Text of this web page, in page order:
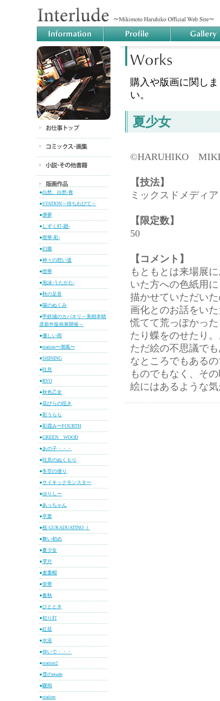
●白愁、白愁-青
●STATION～待ちわびて～
●儚夢
● しずく灯-廻-
●燈華-彩-
●幻朧
●神々の想い道
●燈華
●泡沫-うたかた-
●秋の足音
●陽のぬくみ
●甲鉄城のカバネリ～美樹本晴
彦新作版画展開催～
●優しい雨
●station〜潮風〜
●SHINING
●吐息
●RYO
●秋色乙女
●花びらの呟き
●彩うらら
●彩霞み〜FOURTH
●GREEN WOOD
●あの子・・・
●吐息のぬくもり
●冬空の便り
●サイキックモンスター
●ゆりしー
●あっちゃん
●卒業
●桜 GURADUATINO Ⅰ
●舞い初め
●夏少女
●雫片
●麦藁帽
●蛍華
●奏秋
●ひととき
●祀り灯
●紅栞
●水浴
●仰いで・・・
●station2
●雪のetude
●驟雨
●station
購入や版画に関し
い。
夏少女
©HARUHIKO
【技法】
ミックスドメディア
【限定数】
50
【コメント】
もともとは来場展
いた方への色紙用
描かせていただい
画化とのお話をい
慌てて荒っぽかっ
たり蝶をのせたり
ただ絵の不思議で
なところでもある
ものでもなく、そ
絵にはあるような